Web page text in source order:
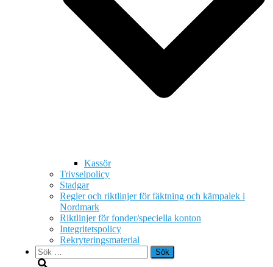
Kassör
Trivselpolicy
Stadgar
Regler och riktlinjer för fäktning och kämpalek i
Nordmark
Riktlinjer för fonder/speciella konton
Integritetspolicy
Rekryteringsmaterial
Sök
efter: